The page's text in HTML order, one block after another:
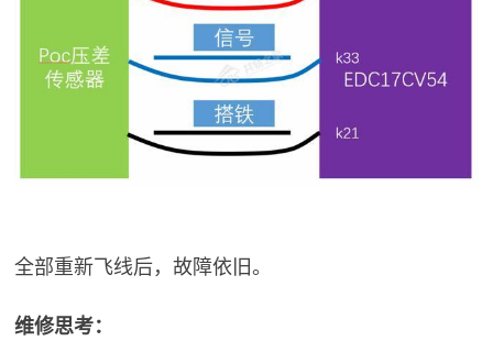
全部重新飞线后，故障依旧。
维修思考：